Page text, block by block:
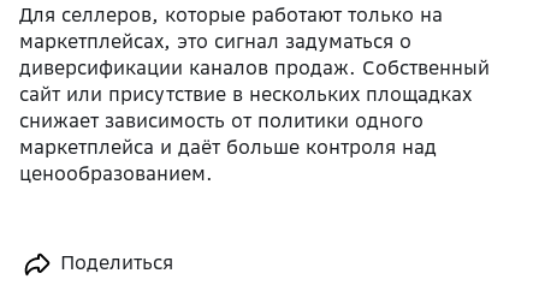
Для селлеров, которые работают только на
маркетплейсах, это сигнал задуматься о
диверсификации каналов продаж. Собственный
сайт или присутствие в нескольких площадках
снижает зависимость от политики одного
маркетплейса и даёт больше контроля над
ценообразованием.
Поделиться